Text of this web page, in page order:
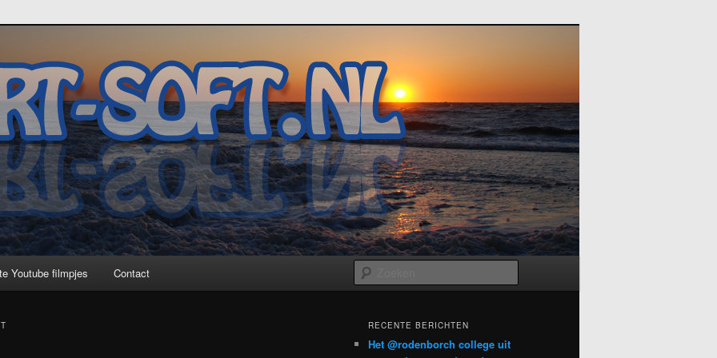
Youtube filmpjes Contact
RECENTE BERICHTEN
Het @rodenborch college uit